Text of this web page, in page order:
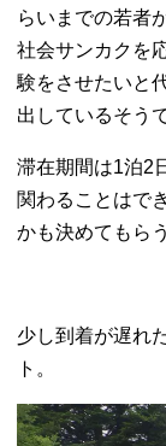
らいまでの若者
社会サンカクを
験をさせたいと
出しているそう
滞在期間は1泊2
関わることはで
かも決めてもら
少し到着が遅れ
ト。